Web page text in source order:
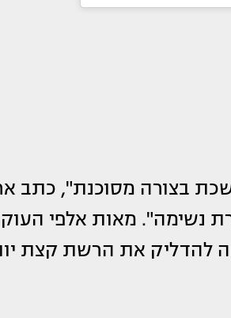
בצורה מסוכנת", כתב
נשימה". מאות אלפי
להדליק את הרשת קצת